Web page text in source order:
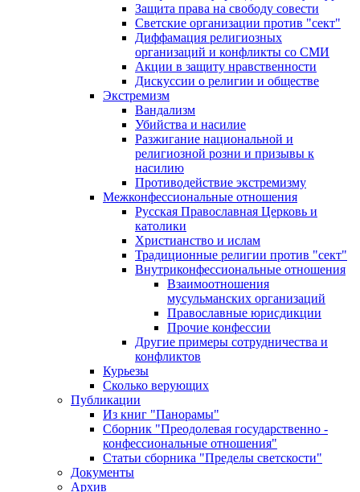
Защита права на свободу совести
Светские организации против "сект"
Диффамация религиозных
организаций и конфликты со СМИ
Акции в защиту нравственности
Дискуссии о религии и обществе
Экстремизм
Вандализм
Убийства и насилие
Разжигание национальной и
религиозной розни и призывы к
насилию
Противодействие экстремизму
Межконфессиональные отношения
Русская Православная Церковь и
католики
Христианство и ислам
Традиционные религии против "сект"
Внутриконфессиональные отношения
Взаимоотношения
мусульманских организаций
Православные юрисдикции
Прочие конфессии
Другие примеры сотрудничества и
конфликтов
Курьезы
Сколько верующих
Публикации
Из книг "Панорамы"
Сборник "Преодолевая государственно -
конфессиональные отношения"
Статьи сборника "Пределы светскости"
Документы
Архив